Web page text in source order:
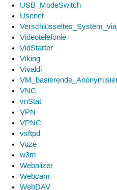
USB_ModeSwitch
Usenet
Videotelefonie
VidStarter
Viking
Vivaldi
VNC
vnStat
VPN
VPNC
vsftpd
Vuze
w3m
Webalizer
Webcam
WebDAV